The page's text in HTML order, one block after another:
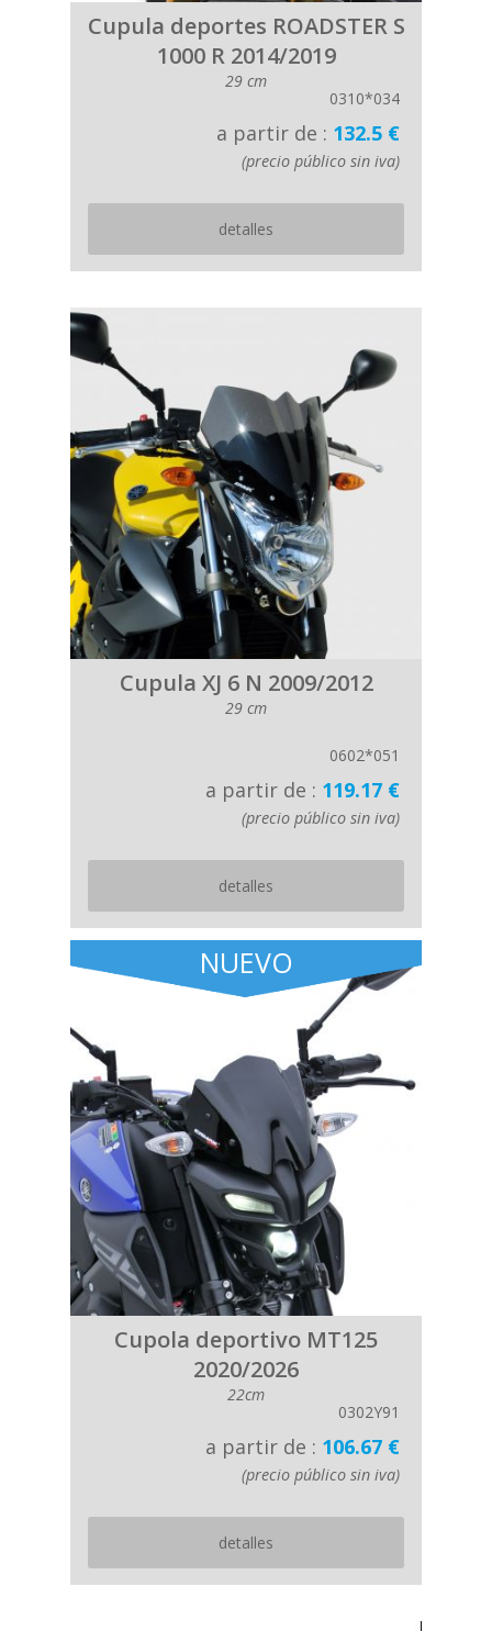
Cupula deportes ROADSTER S
1000 R 2014/2019
29 cm
0310*034
a partir de : 132.5 €
(precio público sin iva)
detalles
Cupula XJ 6 N 2009/2012
29 cm
0602*051
a partir de : 119.17 €
(precio público sin iva)
detalles
NUEVO
Cupola deportivo MT125
2020/2026
22cm
0302Y91
a partir de : 106.67 €
(precio público sin iva)
detalles